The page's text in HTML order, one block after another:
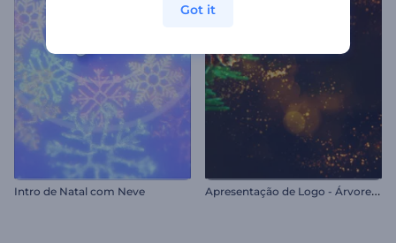
Intro de Natal com Neve A
presentação de Logo - Árvore de Natal Decorada
Got it